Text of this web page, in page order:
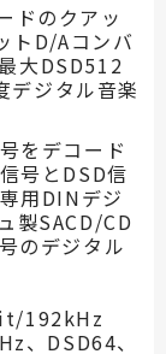
ドのクアッ
トD/Aコンバ
大DSD512
デジタル音楽
をデコード
号とDSD信
用DINデジ
製SACD/CD
のデジタル
192kHz
、DSD64、